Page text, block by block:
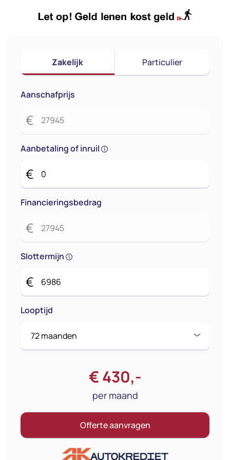
Zakelijk Particulier
Aanschafprijs
€
Aanbetaling of inruil
€
Financieringsbedrag
€
Slottermijn
€
Looptijd
€430,-
per maand
Offerte aanvragen